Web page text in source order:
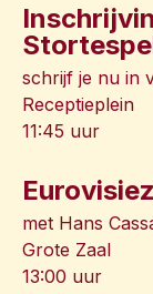
schrijf je nu in
Receptieplein
11:45 uur
met Hans
Grote Zaal
13:00 uur